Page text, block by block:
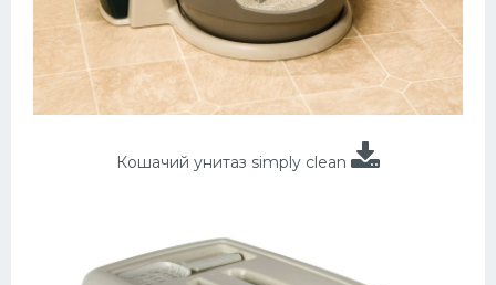
Кошачий унитаз simply clean